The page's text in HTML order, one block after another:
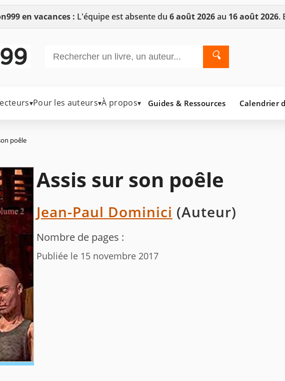
en vacances : L'équipe est absente du 6 août 2026au 16 août 2026.
🔍
▾Pour les auteurs▾À propos▾ Guides & Ressources Calendrier
poêle
Assis sur son poêle
Jean-Paul Dominici (Auteur)
Nombre de pages :
Publiée le 15 novembre 2017